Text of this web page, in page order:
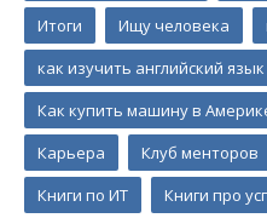
Итоги
Ищу человека
как изучить английский язык
Как купить машину в
Карьера
Клуб менторов
Книги по ИТ
Книги про